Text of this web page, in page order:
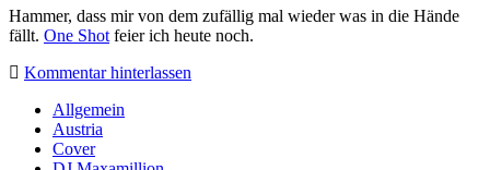
Hammer, dass mir von dem zufällig mal wieder was in die Hände
fällt. One Shot feier ich heute noch.
Kommentar hinterlassen
Sidebar
Allgemein
Austria
Cover